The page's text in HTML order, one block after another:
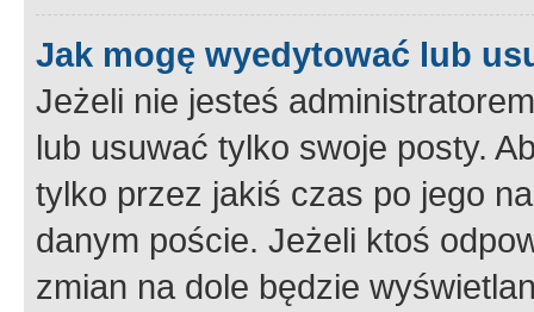
Jak mogę wyedytować lub
Jeżeli nie jesteś
lub usuwać tylko swoje posty.
tylko przez jakiś czas po jego
danym poście. Jeżeli ktoś
zmian na dole będzie